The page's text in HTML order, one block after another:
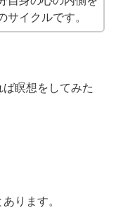
サイクルです。
瞑想をしてみた
ります。